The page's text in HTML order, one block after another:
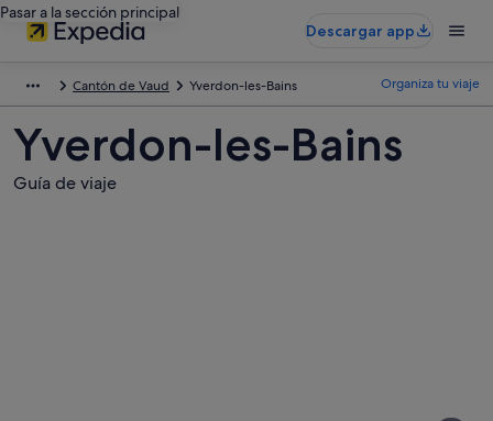
Pasar a la sección principal
Descargar app
Cantón de Vaud Yverdon-les-Bains Organiza tu viaje
Yverdon-les-Bains
Guía de viaje